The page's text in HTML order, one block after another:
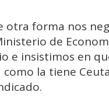
forma nos
de
e insistimos en
la tiene